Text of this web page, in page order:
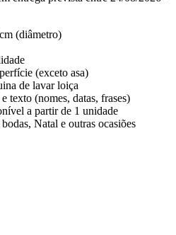
(diâmetro)
(exceto asa)
de lavar loiça
texto (nomes, datas, frases)
a partir de 1 unidade
Natal e outras ocasiões